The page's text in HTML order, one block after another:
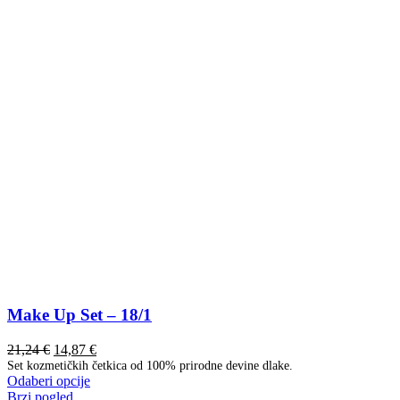
Make Up Set – 18/1
21,24€ 14,87 €
Set kozmetičkih četkica od 100% prirodne devine dlake.
Odaberi opcijeOvaj
Brzi pogled